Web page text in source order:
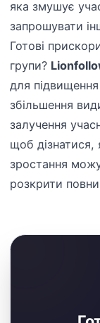
яка змушує
запрошувати
Готові
групи?
для
збільшення
залучення
щоб дізнатися,
зростання
розкрити